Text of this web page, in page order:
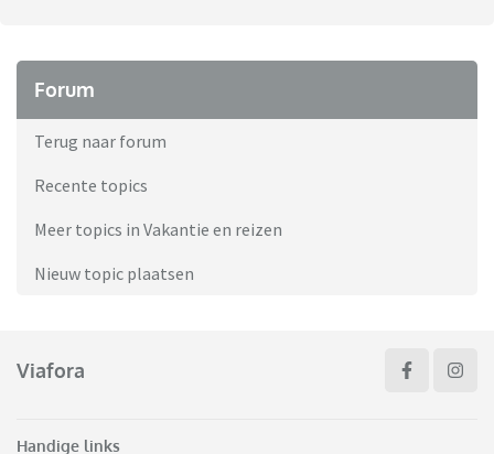
Forum
Terug naar forum
Recente topics
Meer topics in Vakantie en reizen
Nieuw topic plaatsen
Viafora
Handige links